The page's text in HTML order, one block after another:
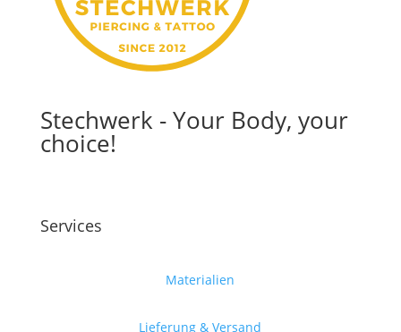
Stechwerk - Your Body, your
choice!
Services
Materialien
Lieferung & Versand